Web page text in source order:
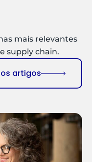
mais relevantes
supply chain.
artigos